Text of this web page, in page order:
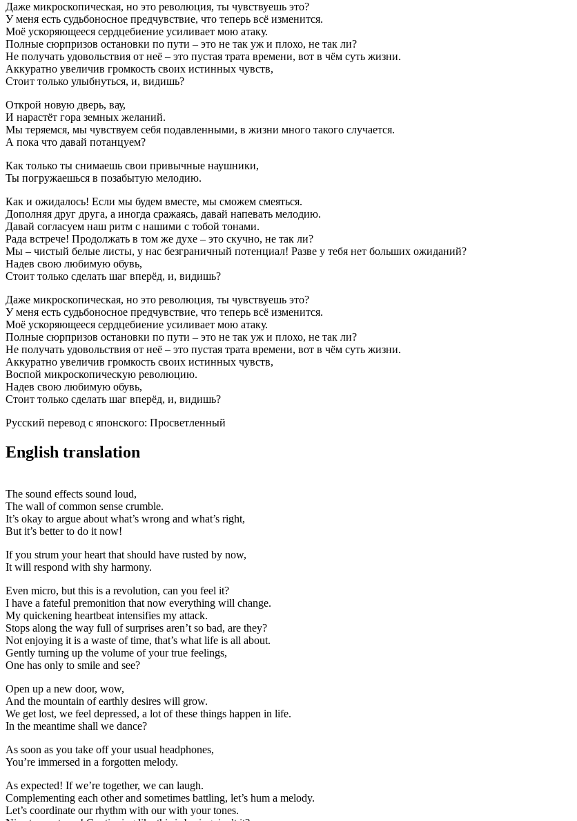
Даже микроскопическая, но это революция, ты чувствуешь это?
У меня есть судьбоносное предчувствие, что теперь всё изменится.
Моё ускоряющееся сердцебиение усиливает мою атаку.
Полные сюрпризов остановки по пути – это не так уж и плохо, не так ли?
Не получать удовольствия от неё – это пустая трата времени, вот в чём суть жизни.
Аккуратно увеличив громкость своих истинных чувств,
Стоит только улыбнуться, и, видишь?
Открой новую дверь, вау,
И нарастёт гора земных желаний.
Мы теряемся, мы чувствуем себя подавленными, в жизни много такого случается.
А пока что давай потанцуем?
Как только ты снимаешь свои привычные наушники,
Ты погружаешься в позабытую мелодию.
Как и ожидалось! Если мы будем вместе, мы сможем смеяться.
Дополняя друг друга, а иногда сражаясь, давай напевать мелодию.
Давай согласуем наш ритм с нашими с тобой тонами.
Рада встрече! Продолжать в том же духе – это скучно, не так ли?
Мы – чистый белые листы, у нас безграничный потенциал! Разве у тебя нет больших ожиданий?
Надев свою любимую обувь,
Стоит только сделать шаг вперёд, и, видишь?
Даже микроскопическая, но это революция, ты чувствуешь это?
У меня есть судьбоносное предчувствие, что теперь всё изменится.
Моё ускоряющееся сердцебиение усиливает мою атаку.
Полные сюрпризов остановки по пути – это не так уж и плохо, не так ли?
Не получать удовольствия от неё – это пустая трата времени, вот в чём суть жизни.
Аккуратно увеличив громкость своих истинных чувств,
Воспой микроскопическую революцию.
Надев свою любимую обувь,
Стоит только сделать шаг вперёд, и, видишь?
Русский перевод с японского: Просветленный
English translation
The sound effects sound loud,
The wall of common sense crumble.
It’s okay to argue about what’s wrong and what’s right,
But it’s better to do it now!
If you strum your heart that should have rusted by now,
It will respond with shy harmony.
Even micro, but this is a revolution, can you feel it?
I have a fateful premonition that now everything will change.
My quickening heartbeat intensifies my attack.
Stops along the way full of surprises aren’t so bad, are they?
Not enjoying it is a waste of time, that’s what life is all about.
Gently turning up the volume of your true feelings,
One has only to smile and see?
Open up a new door, wow,
And the mountain of earthly desires will grow.
We get lost, we feel depressed, a lot of these things happen in life.
In the meantime shall we dance?
As soon as you take off your usual headphones,
You’re immersed in a forgotten melody.
As expected! If we’re together, we can laugh.
Complementing each other and sometimes battling, let’s hum a melody.
Let’s coordinate our rhythm with our with your tones.